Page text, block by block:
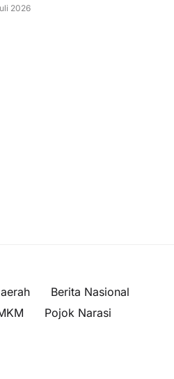
2026
Berita Nasional
Pojok Narasi